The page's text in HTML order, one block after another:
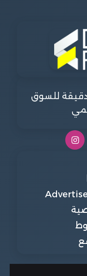
للسوق
انستقرام